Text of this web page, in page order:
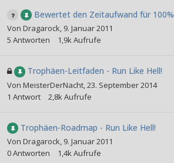
Bewertet den Zeitaufwand für 100%
Von Dragarock, 9. Januar 2011
5 Antworten 1,9kAufrufe
Trophäen-Leitfaden - Run Like Hell!
Von MeisterDerNacht,23. September 2014
1 Antwort 2,8kAufrufe
Trophäen-Roadmap - Run Like Hell!
Von Dragarock, 9. Januar 2011
0Antworten 1,4kAufrufe